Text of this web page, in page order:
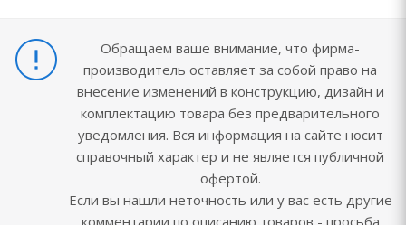
Обращаем ваше внимание, что фирма-
производитель оставляет за собой право на
внесение изменений в конструкцию, дизайн и
комплектацию товара без предварительного
уведомления. Вся информация на сайте носит
справочный характер и не является публичной
офертой.
Если вы нашли неточность или у вас есть другие
комментарии по описанию товаров - просьба